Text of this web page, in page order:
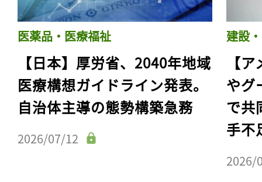
医薬品・医療福祉
【日本】厚労省、2040年地域
医療構想ガイドライン発表。
自治体主導の態勢構築急務
2026/07/12
建設
【
やグ
で共
手不
2026/